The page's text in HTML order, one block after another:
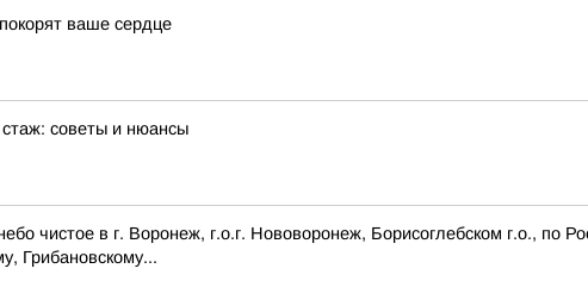
ваше сердце
советы и нюансы
чистое в г. Воронеж, г.о.г. Нововоронеж, Борисоглебском г.о., по
Грибановскому...